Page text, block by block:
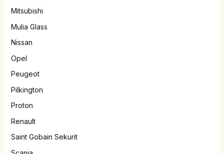
Mitsubishi
Mulia Glass
Nissan
Opel
Peugeot
Pilkington
Proton
Renault
Saint Gobain Sekurit